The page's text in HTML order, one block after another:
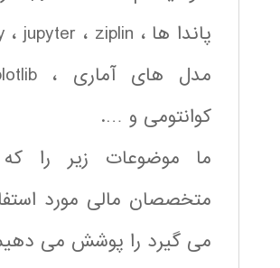
کوانتومی و ….
ما موضوعات زیر را
متخصصان مالی مورد
می گیرد را پوشش می